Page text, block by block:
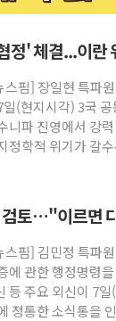
정' 체결...이란
스핌] 장일현 특파
(현지시각) 3국
니파 진영에서 강
정학적 위기가 갈
검토…"이르면
스핌] 김민정 특파
에 관한 행정명령
등 주요 외신이 7
정통한 소식통을